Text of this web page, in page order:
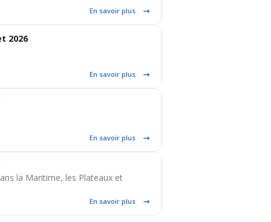
En savoir plus
2026
En savoir plus
En savoir plus
la Maritime, les Plateaux et
En savoir plus